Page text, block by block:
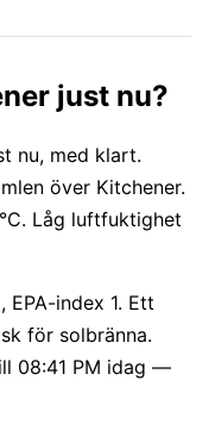
just nu?
nu, med klart.
över Kitchener.
Låg luftfuktighet
index 1. Ett
för solbränna.
08:41 PM idag —